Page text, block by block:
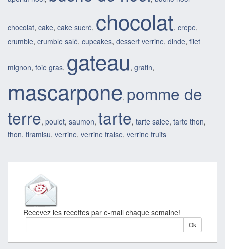
chocolat, cake, cake sucré, chocolat, crepe,
crumble, crumble salé, cupcakes, dessert verrine, dinde, filet
mignon, foie gras, gateau, gratin,
mascarpone, pomme de
terre, poulet, saumon, tarte, tarte salee, tarte thon,
thon, tiramisu, verrine, verrine fraise, verrine fruits
Recevez les recettes par e-mail chaque semaine!